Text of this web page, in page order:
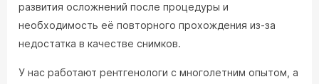
развития осложнений после процедуры и
необходимость её повторного прохождения из-за
недостатка в качестве снимков.
У нас работают рентгенологи с многолетним опытом, а